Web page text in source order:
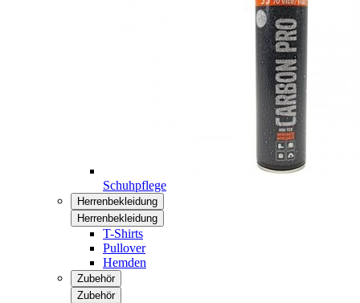
Schuhpflege
Herrenbekleidung
Herrenbekleidung
T-Shirts
Pullover
Hemden
Zubehör
Zubehör